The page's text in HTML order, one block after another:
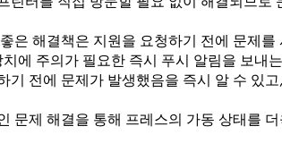
은 해결책은 지원을 요청하기 전에 문제
에 주의가 필요한 즉시 푸시 알림을 보내
기 전에 문제가 발생했음을 즉시 알 수 있
문제 해결을 통해 프레스의 가동 상태를